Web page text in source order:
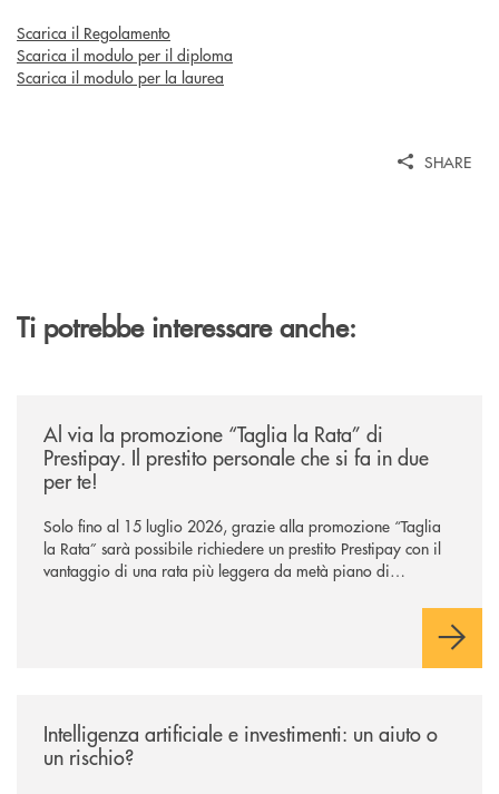
Scarica il Regolamento
Scarica il modulo per il diploma
Scarica il modulo per la laurea
SHARE
Ti potrebbe interessare anche:
Al via la promozione “Taglia la Rata” di
Prestipay. Il prestito personale che si fa in due
per te!
Solo fino al 15 luglio 2026, grazie alla promozione “Taglia
la Rata” sarà possibile richiedere un prestito Prestipay con il
vantaggio di una rata più leggera da metà piano di
Intelligenza artificiale e investimenti: un aiuto o
un rischio?